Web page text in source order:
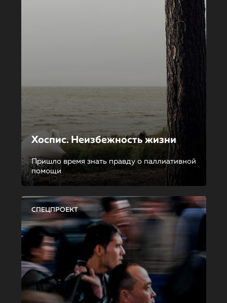
Хоспис. Неизбежность жизни
Пришло время знать правду о паллиативной
помощи
СПЕЦПРОЕКТ